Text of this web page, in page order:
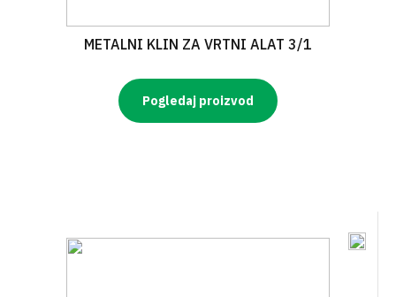
METALNI KLIN ZA VRTNI ALAT 3/1
Pogledaj proizvod